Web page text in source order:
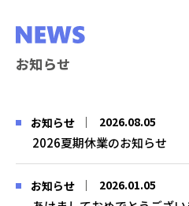
お知らせ
お知らせ 2026.08.05
2026夏期休業のお知らせ
お知らせ 2026.01.05